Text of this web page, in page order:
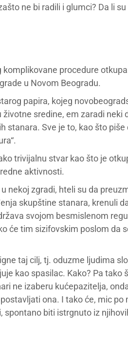
ne bi radili i glumci? Da li
procedure
u Novom Beogradu.
papira, kojeg
sredine, em zaradi neki
stanara. Sve je to, kao što
trivijalnu stvar kao što je
aktivnosti.
nekoj zgradi, hteli su da
skupštine stanara, krenuli
svojom besmislenom
će tim sizifovskim poslom da
taj cilj, tj. oduzme ljudima
kao spasilac. Kako? Pa tako
ne izaberu kućepazitelja,
ona. I tako će, mic po
spontano biti istrgnuto iz